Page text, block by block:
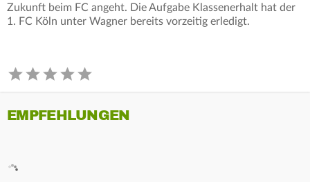
Zukunft beim FC angeht. Die Aufgabe Klassenerhalt hat der
1. FC Köln unter Wagner bereits vorzeitig erledigt.
EMPFEHLUNGEN